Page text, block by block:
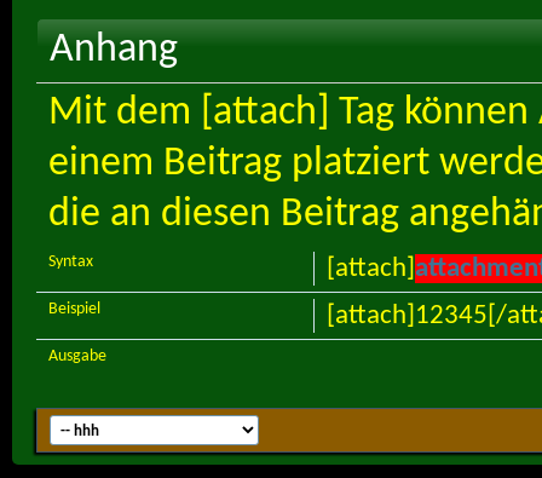
Anhang
Mit dem [attach] Tag
einem Beitrag platziert
die an diesen Beitrag
[attach]
Syntax
[attach]12345[/
Beispiel
Ausgabe